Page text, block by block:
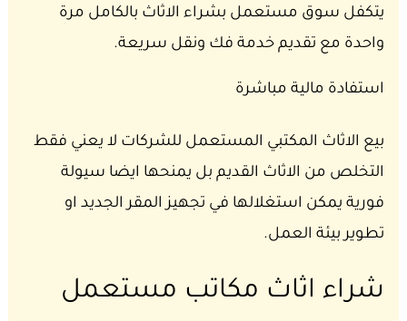
يتكفل سوق مستعمل بشراء الاثاث بالكامل مرة
واحدة مع تقديم خدمة فك ونقل سريعة.
استفادة مالية مباشرة
بيع الاثاث المكتبي المستعمل للشركات لا يعني فقط
التخلص من الاثاث القديم بل يمنحها ايضا سيولة
فورية يمكن استغلالها في تجهيز المقر الجديد او
تطوير بيئة العمل.
شراء اثاث مكاتب مستعمل